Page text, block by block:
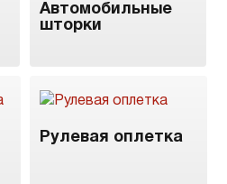
Автомобильные
шторки
Рулевая оплетка